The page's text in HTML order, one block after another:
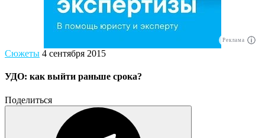
Реклама
Сюжеты 4 сентября 2015
УДО: как выйти раньше срока?
Поделиться